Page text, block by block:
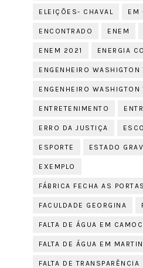
ELEIÇÕES- CHAVAL EM
ENCONTRADO ENEM
ENEM 2021 ENERGIA
ENGENHEIRO WASHIGTON
ENGENHEIRO WASHIGTON
ENTRETENIMENTO
ERRO DA JUSTIÇA
ESPORTE ESTADO
EXEMPLO
FÁBRICA FECHA AS
FACULDADE GEORGINA
FALTA DE ÁGUA EM
FALTA DE ÁGUA EM
FALTA DE TRANSPARÊNCIA